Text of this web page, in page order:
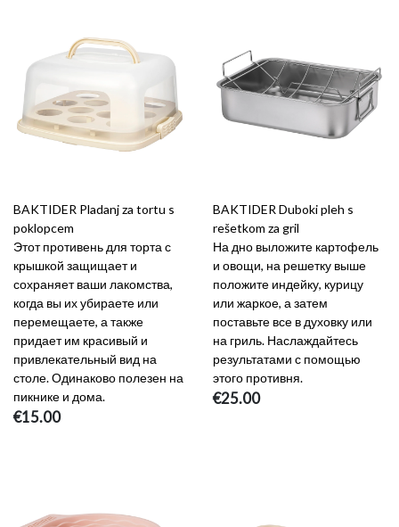
BAKTIDER Pladanj za tortu s
poklopcem
Этот противень для торта с
крышкой защищает и
сохраняет ваши лакомства,
когда вы их убираете или
перемещаете, а также
придает им красивый и
привлекательный вид на
столе. Одинаково полезен на
пикнике и дома.
€15.00
BAKTIDER Duboki pleh s
rešetkom za gril
На дно выложите картофель
и овощи, на решетку выше
положите индейку, курицу
или жаркое, а затем
поставьте все в духовку или
на гриль. Наслаждайтесь
результатами с помощью
этого противня.
€25.00